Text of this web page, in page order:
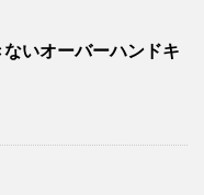
いオーバーハンドキ